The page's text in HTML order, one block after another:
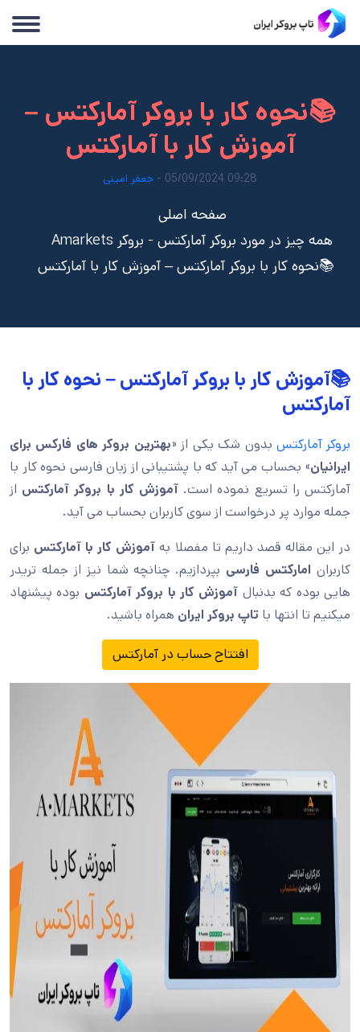
📚نحوه کار با بروکر آمارکتس –
آموزش کار با آمارکتس
09:28 05/09/2024 - جعفر امینی
صفحه اصلی
همه چیز در مورد بروکر آمارکتس - بروکر Amarkets
📚نحوه کار با بروکر آمارکتس – آموزش کار با آمارکتس
📚آموزش کار با بروکر آمارکتس – نحوه کار با
آمارکتس
بروکر آمارکتسبدون شک یکی از «بهترین بروکر های فارکس برای
ایرانیان» بحساب می آید که با پشتیبانی از زبان فارسی نحوه کار با
آمارکتس را تسریع نموده است. آموزش کار با بروکر آمارکتس از
جمله موارد پر درخواست از سوی کاربران بحساب می آید.
در این مقاله قصد داریم تا مفصلا بهآموزش کار با آمارکتس برای
کاربران امارکتس فارسی بپردازیم. چنانچه شما نیز از جمله تریدر
هایی بوده که بدنبال آموزش کار با بروکر آمارکتس بوده پیشنهاد
میکنیم تا انتها با تاپ بروکر ایران همراه باشید.
افتتاح حساب در آمارکتس